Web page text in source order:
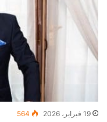
19 فبراير، 2026 564